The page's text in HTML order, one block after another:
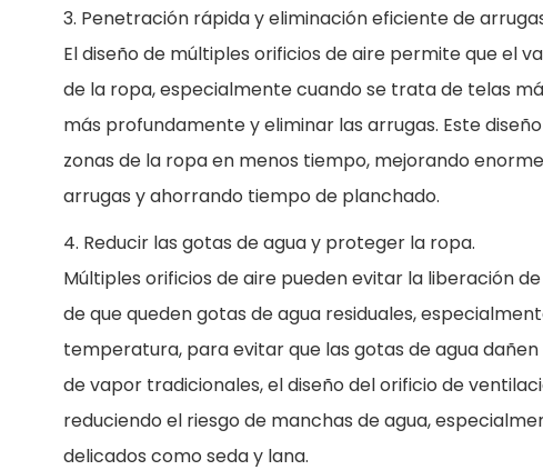
3. Penetración rápida y eliminación eficiente de
El diseño de múltiples orificios de aire permite que el
de la ropa, especialmente cuando se trata de telas
más profundamente y eliminar las arrugas. Este
zonas de la ropa en menos tiempo, mejorando
arrugas y ahorrando tiempo de planchado.
4. Reducir las gotas de agua y proteger la ropa.
Múltiples orificios de aire pueden evitar la liberación
de que queden gotas de agua residuales,
temperatura, para evitar que las gotas de agua
de vapor tradicionales, el diseño del orificio de
reduciendo el riesgo de manchas de agua,
delicados como seda y lana.